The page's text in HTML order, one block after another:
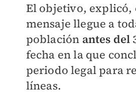
El objetivo, explicó,
mensaje llegue a
población antes del
fecha en la que
periodo legal para
líneas.